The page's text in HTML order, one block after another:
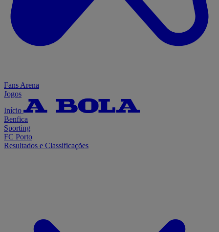
Fans Arena
Jogos
Início
Benfica
Sporting
FC Porto
Resultados e Classificações